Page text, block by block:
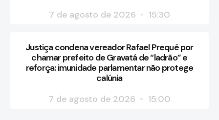
7 de agosto de 2026
15:30
Justiça condena vereador Rafael Prequé por
chamar prefeito de Gravatá de “ladrão” e
reforça: imunidade parlamentar não protege
calúnia
7 de agosto de 2026
15:00